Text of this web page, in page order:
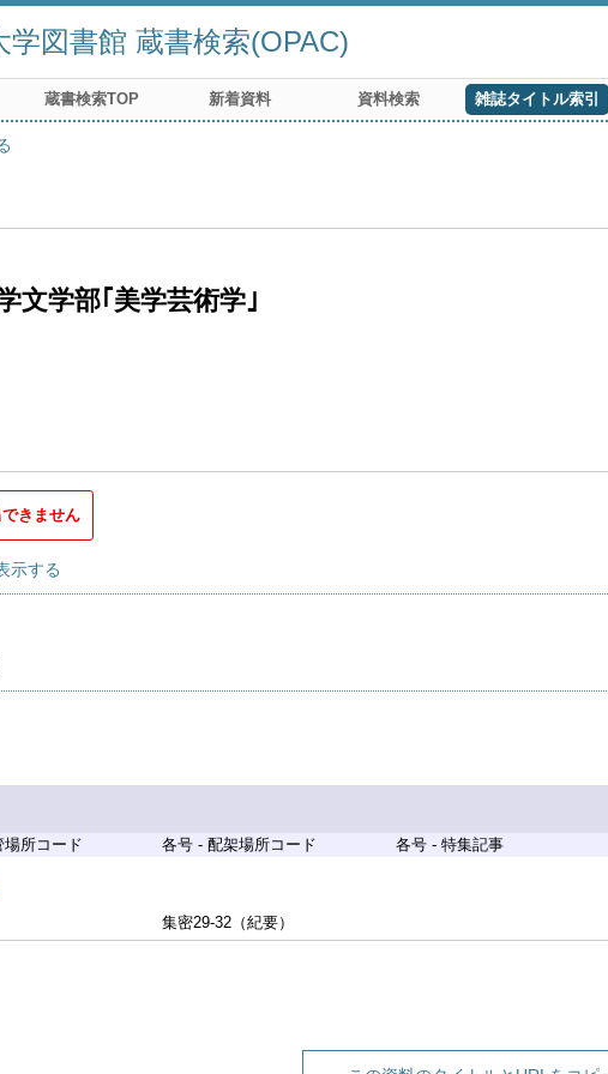
学図書館 蔵書検索(OPAC)
蔵書検索TOP 新着資料 資料検索 雑誌タイトル索引
文学部｢美学芸術学｣
きません
示する
所コード 各号 - 配架場所コード 各号 - 特集記事
集密29-32（紀要）